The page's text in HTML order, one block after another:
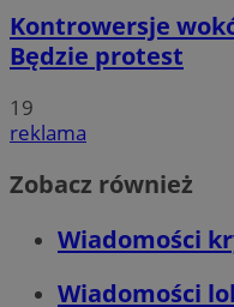
Kontrowersje
Będzie protest
19
reklama
Zobacz również
Wiadomości
Wiadomości